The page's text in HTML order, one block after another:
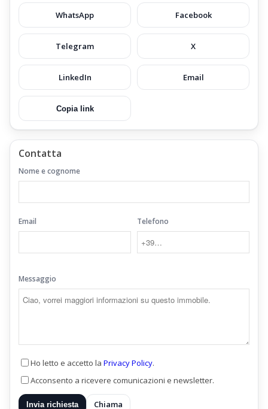
WhatsApp Facebook
Telegram X
LinkedIn Email
Copia link
Contatta
Nome e cognome
Email Telefono
Messaggio
Ho letto e accetto la Privacy Policy.
Acconsento a ricevere comunicazioni e newsletter.
Invia richiesta Chiama